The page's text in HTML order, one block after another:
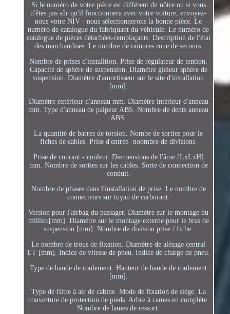
Si le numéro de votre pièce est différent du nôtre ou si vous
n'êtes pas sûr qu'il fonctionnera avec votre voiture, envoyez-
nous votre NIV - nous sélectionnerons la bonne pièce. Le
numéro de catalogue du fabriquant du véhicule. Le numéro de
catalogue de pièces détachées-remplaçants. Description de l'état
des marchandises. Le nombre de rainures roue de secours.
Nombre de prises d'installtion. Prise de régulateur de tention.
Capacité de sphère de suspension. Diamètre gicleur sphère de
suspension. Diamètre d'amortisseur sur le site d'installation
[mm].
Diamètre extérieur d'anneau mm. Diamètre intérieur d'anneau
mm. Type d'anneau de palpeur ABS. Nombre de dents anneau
ABS.
La quantité de barres de torsion. Nombe de sorties pour le
fiches de cables. Prise d'entrée- noombre de divisions.
Prise de courant - couleur. Diemensions de l'âme [LxLxH]
mm. Nombre de sorties sur les cables. Sorte de connection de
conduit.
Nombre de phases dans l'installation de prise. Le nombre de
connecteurs sur tuyau de carburant.
Version pour l'airbag du passager. Diamètre sur le montage du
millieu[mm]. Diamètre sur le montage externe pour le bras de
suspension [mm]. Nombre de division prise / fiche.
Le nombre de trous de fixation. Diamètre de alésage central
ET [mm]. Indice de vitesse de pneu. Indice de charge de pneu.
Type de bande de roulement. Hauteur de bande de roulement
[mm].
Type de filtre à air de cabine. Mode de fixation de siège. La
couverture de protection de pieds. Arbre à cames en complète.
Nombre de lames de ressort.